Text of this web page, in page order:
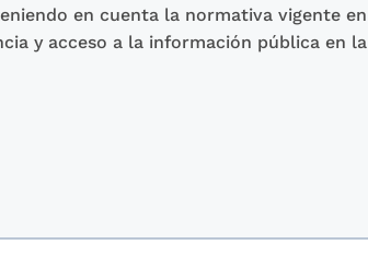
en cuenta la normativa vigente en
y acceso a la información pública en la